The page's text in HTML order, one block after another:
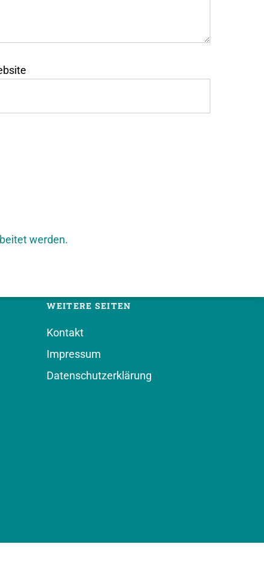
werden.
WEITERE SEITEN
Kontakt
Impressum
Datenschutzerklärung